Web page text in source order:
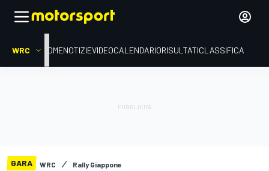
WRC HOMENOTIZIEVIDEOCALENDARIORISULTATICLASSIFICA
GARA WRC Rally Giappone